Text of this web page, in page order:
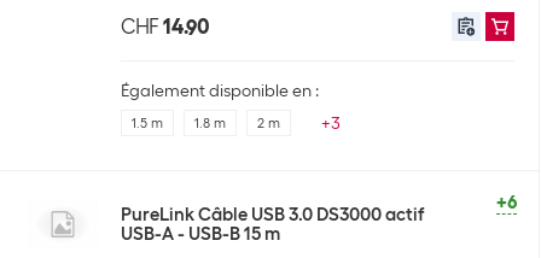
CHF 14.90
Également disponible en :
1.5 m 1.8 m 2 m +3
+6
PureLink Câble USB 3.0 DS3000 actif
USB-A - USB-B 15 m